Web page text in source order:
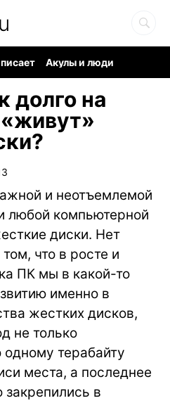
Акулы и люди
долго на
и неотъемлемой
любой компьютерной
диски. Нет
что в росте и
ПК мы в какой-то
именно в
жестких дисков,
не только
терабайту
места, а последнее
в